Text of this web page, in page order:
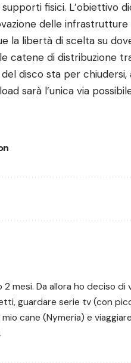
fisici. L’obiettivo
delle
la libertà di scelta su
catene di distribuzione
del disco sta per
sarà l’unica via
2 mesi. Da allora ho deciso
guardare serie tv (con
cane (Nymeria) e